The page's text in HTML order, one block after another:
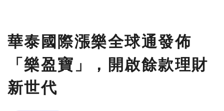
華泰國際漲樂全球通發佈
「樂盈寶」，開啟餘款理財
新世代